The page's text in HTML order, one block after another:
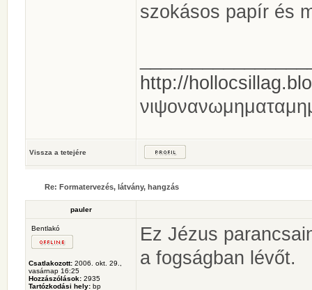
szokásos papír és
http://
Vissza a tetejére
Re: Formatervezés, látvány, hangzás
pauler
Bentlakó
Csatlakozott: 2006. okt. 29.,
vasárnap 16:25
Hozzászólások: 2935
Tartózkodási hely: bp
Ez Jézus
a fogságban lévőt.